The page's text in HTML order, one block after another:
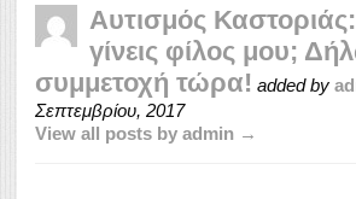
Αυτισμός
γίνεις φίλος μου;
συμμετοχή τώρα! added by
Σεπτεμβρίου, 2017
View all posts by admin →